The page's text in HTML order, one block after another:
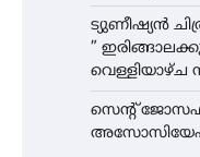
ട്യുണീഷ്യൻ
”
വെള്ളിയാഴ്ച
സെന്റ്